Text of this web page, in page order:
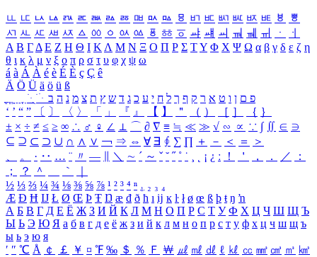
ㅥ ㅦ ㅧ ㅨ ㅩ ㅪ ㅫ ㅬ ㅭ ㅮ ㅯ ㅰ ㅱ ㅲ ㅳ ㅴ ㅵ ㅶ ㅷ ㅸ
ㅹ
ㅺ ㅻ ㅼ ㅽ ㅾ ㅿ ㆀ ㆁ ㆂ ㆃ ㆄ ㆅ ㆆ ㆇ ㆈ ㆉ ㆊ ㆋ ㆌ ㆍ
ㆎ
Α Β ΓΔ Ε Ζ Η Θ Ι ΚΛ Μ Ν Ξ Ο Π Ρ Σ ΤΥ Φ Χ Ψ Ω α β γ δ ε ζ η
θ ι κ λ μ ν ξ ο π ρ σ τ υ φ χ ψ ω
á à Á À é è É È ç Ç ê
Ä Ö Ü ä ö ü ß
ִֶֹ ֻּ ׁׂ פ ם ן ו ט א ר ק ף ך ל ח י ע כ ג ד ש ץ ת צ מ נ ה ב
‘ ’ “ ” 〔 〕 〈 〉 「 」 『 』 【 】 ＂ （ ） ［ ］ ｛ ｝
± × ÷ ≠ ≤ ≥ ∞ ∴ ♂ ♀ ∠ ⊥ ⌒ ∂ ∇ ≡ ≒ ≪ ≫ √ ∽ ∝ ∵ ∫ ∬ ∈ ∋
⊆ ⊇ ⊂ ⊃ ∪ ∩ ∧ ∨ ￢ ⇒ ⇔ ∀ ∃ ∮ ∑ ∏ ＋ － ＜ ＝
＞
、
。 · ‥ … ¨ 〃 ― ＼ ∼ ´ ～ ˇ ˘ ˝ ˚ ˙ ¸ ¡ ¿ ː ！ ＇ ， ． ／
：
；
？ ＾ ｀
½ ⅓ ⅔ ¼ ¾ ⅛ ⅜ ⅝ ⅞ ¹ ² ³ ⁴ ⁿ ₁ ₂ ₃ ₄
Æ Ð Ħ Ĳ Ł Ø Œ Þ Ŧ Ŋ æ đ ð ħ ı ĳ ĸ ŀ ł ø œ ß þ ŧ ŋ ŉ
А Б В Г Д Е Ё Ж З И Й К Л М Н О П Р С Т У Ф Х Ц Ч Ш Щ Ъ
Ы Ь Э Ю Я а б в г д е ё ж з и й к л м н о п р с т у ф х ц ч ш щ ъ
ы ь э ю я
′ ″ ℃ Å ￠ ￡ ￥ ¤ ℉ ‰ ＄ ％ Ｆ ￦ ㎕ ㎖ ㎗ ℓ ㎘ ㏄ ㎣ ㎤ ㎥ ㎦